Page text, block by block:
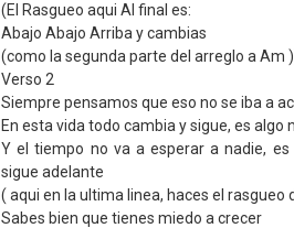
(El Rasgueo aqui Al final es:
Abajo Abajo Arriba y cambias
(como la segunda parte del arreglo a Am
Verso 2
Siempre pensamos que eso no se iba a
En esta vida todo cambia y sigue, es algo
Y el tiempo no va a esperar a nadie, es
sigue adelante
( aqui en la ultima linea, haces el rasgueo
Sabes bien que tienes miedo a crecer